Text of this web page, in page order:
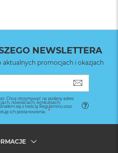
NEWSLETTERA
promocjach i okazjach
Chcę otrzymywać na podany adres
nowościach, konkursach,
się z treścią Regulaminu oraz
ich postanowienia.